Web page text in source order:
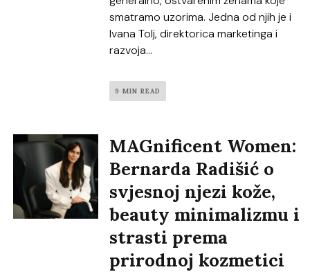
smatramo uzorima. Jedna od njih je i
Ivana Tolj, direktorica marketinga i
razvoja...
9 MIN READ
MAGnificent Women:
Bernarda Radišić o
svjesnoj njezi kože,
beauty minimalizmu i
strasti prema
prirodnoj kozmetici